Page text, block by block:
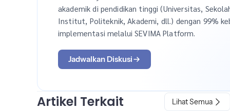
akademik di pendidikan tinggi (Universitas,
Institut, Politeknik, Akademi, dll.) dengan 99%
implementasi melalui SEVIMA Platform.
Jadwalkan Diskusi
Artikel Terkait Lihat Semua